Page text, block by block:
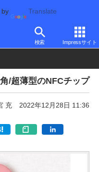
by Translate
検索 Impressサイト
/超薄型のNFCチップ
充 2022年12月28日 11:36